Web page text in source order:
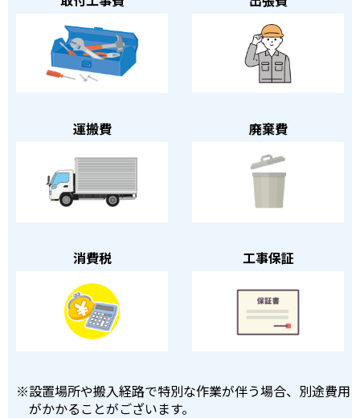
運搬費 廃棄費
消費税 工事保証
※設置場所や搬入経路で特別な作業が伴う場合、別途費用
がかかることがございます。